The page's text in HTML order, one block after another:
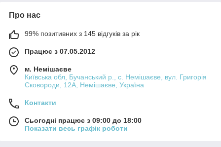
Про нас
99% позитивних з 145 відгуків за рік
Працює з 07.05.2012
м. Немішаєве
Київська обл, Бучанський р., с. Немішаєве, вул. Григорія
Сковороди, 12А, Немішаєве, Україна
Контакти
Сьогодні працює з 09:00 до 18:00
Показати весь графік роботи